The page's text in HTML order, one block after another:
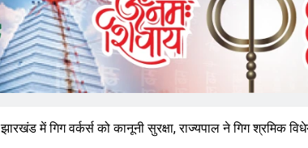
झारखंड में गिग वर्कर्स को कानूनी सुरक्षा, राज्यपाल ने गिग श्रमिक